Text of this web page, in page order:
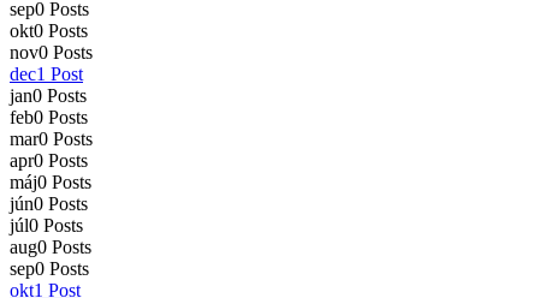
sep0 Posts
okt0 Posts
nov0 Posts
dec1 Post
jan0 Posts
feb0 Posts
mar0 Posts
apr0 Posts
máj0 Posts
jún0 Posts
júl0 Posts
aug0 Posts
sep0 Posts
okt1 Post